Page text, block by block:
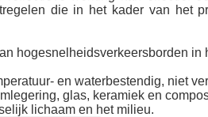
die in het kader van het
hogesnelheidsverkeersborden in
en waterbestendig, niet
glas, keramiek en
lichaam en het milieu.